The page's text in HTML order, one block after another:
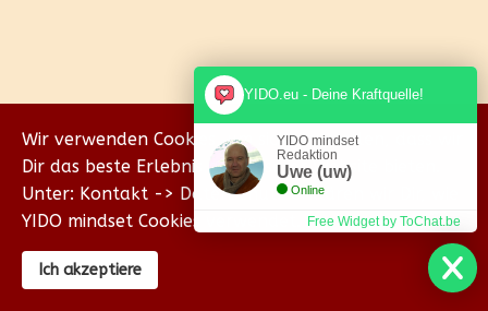
Wir verwenden Cookies, um sicherzustellen, dass wir
Dir das beste Erlebnis auf unserer Website bieten.
Unter: Kontakt -> Datenschutz erklären wir Dir, wie
YIDO mindset Cookies verwendet.
Ich akzeptiere
YIDO.eu - Deine Kraftquelle!
YIDO mindset
Redaktion
Uwe (uw)
Online
Free Widget by ToChat.be